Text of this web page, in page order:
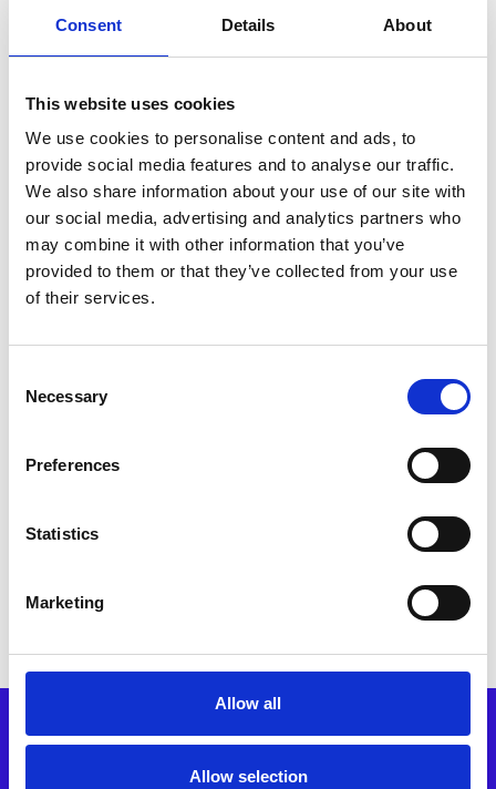
Consent Details About
This website uses cookies
We use cookies to personalise content and ads, to
provide social media features and to analyse our traffic.
We also share information about your use of our site with
our social media, advertising and analytics partners who
may combine it with other information that you’ve
provided to them or that they’ve collected from your use
of their services.
Selection
Necessary
Preferences
Statistics
Marketing
Allow all
Allow selection
Comment utiliser les commentaires des
visibilité et générer des réservations
PRODUITS